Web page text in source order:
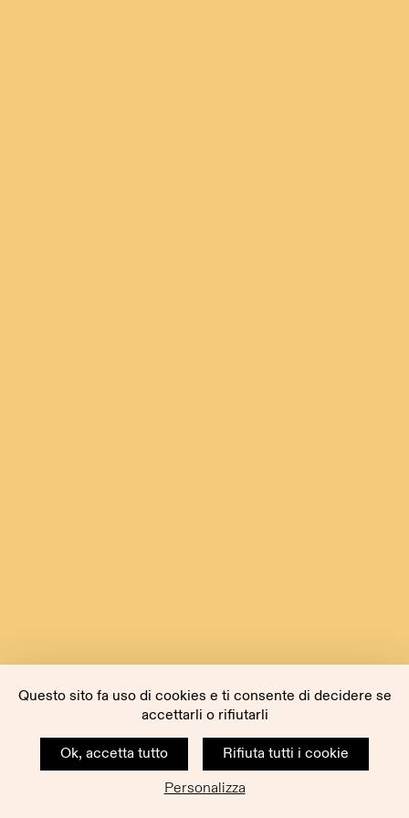
Questo sito fa uso di cookies e ti consente di decidere se
accettarli o rifiutarli
Ok, accetta tutto
Rifiuta tutti i cookie
Personalizza